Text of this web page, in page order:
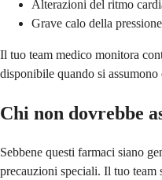
Alterazioni del ritmo
Grave calo della
Il tuo team medico monitora
disponibile quando si assumono
Chi non dovrebbe
Sebbene questi farmaci siano
precauzioni speciali. Il tuo team